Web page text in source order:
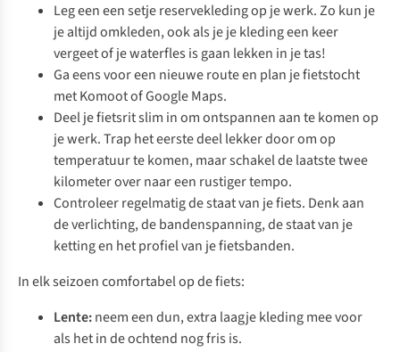
Leg een een setje reservekleding op je werk. Zo kun je
je altijd omkleden, ook als je je kleding een keer
vergeet of je waterfles is gaan lekken in je tas!
Ga eens voor een nieuwe route en plan je fietstocht
met Komoot of Google Maps.
Deel je fietsrit slim in om ontspannen aan te komen op
je werk. Trap het eerste deel lekker door om op
temperatuur te komen, maar schakel de laatste twee
kilometer over naar een rustiger tempo.
Controleer regelmatig de staat van je fiets. Denk aan
de verlichting, de bandenspanning, de staat van je
ketting en het profiel van je fietsbanden.
In elk seizoen comfortabel op de fiets:
Lente:neem een dun, extra laagje kleding mee voor
als het in de ochtend nog fris is.